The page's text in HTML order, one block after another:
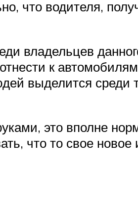
что водителя,
владельцев
к
выделится среди
это вполне
что то свое